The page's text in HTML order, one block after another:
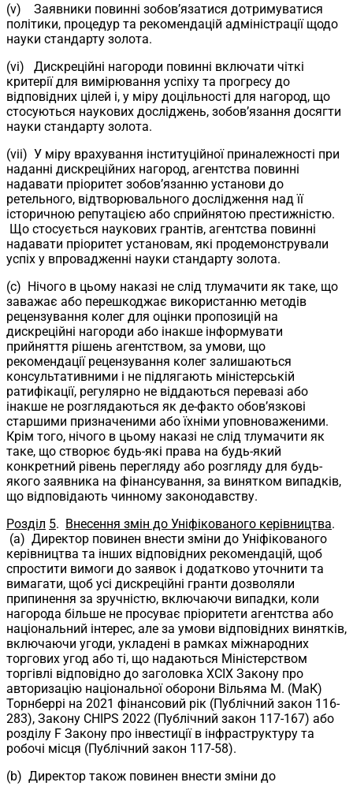
(v) Заявники повинні зобов’язатися дотримуватися
політики, процедур та рекомендацій адміністрації щодо
науки стандарту золота.
(vi) Дискреційні нагороди повинні включати чіткі
критерії для вимірювання успіху та прогресу до
відповідних цілей і, у міру доцільності для нагород, що
стосуються наукових досліджень, зобов’язання досягти
науки стандарту золота.
(vii) У міру врахування інституційної приналежності при
наданні дискреційних нагород, агентства повинні
надавати пріоритет зобов’язанню установи до
ретельного, відтворювального дослідження над її
історичною репутацією або сприйнятою престижністю.
Що стосується наукових грантів, агентства повинні
надавати пріоритет установам, які продемонстрували
успіх у впровадженні науки стандарту золота.
(c) Нічого в цьому наказі не слід тлумачити як таке, що
заважає або перешкоджає використанню методів
рецензування колег для оцінки пропозицій на
дискреційні нагороди або інакше інформувати
прийняття рішень агентством, за умови, що
рекомендації рецензування колег залишаються
консультативними і не підлягають міністерській
ратифікації, регулярно не віддаються перевазі або
інакше не розглядаються як де-факто обов’язкові
старшими призначеними або їхніми уповноваженими.
Крім того, нічого в цьому наказі не слід тлумачити як
таке, що створює будь-які права на будь-який
конкретний рівень перегляду або розгляду для будь-
якого заявника на фінансування, за винятком випадків,
що відповідають чинному законодавству.
Розділ 5. Внесення змін до Уніфікованого керівництва.
(a) Директор повинен внести зміни до Уніфікованого
керівництва та інших відповідних рекомендацій, щоб
спростити вимоги до заявок і додатково уточнити та
вимагати, щоб усі дискреційні гранти дозволяли
припинення за зручністю, включаючи випадки, коли
нагорода більше не просуває пріоритети агентства або
національний інтерес, але за умови відповідних винятків,
включаючи угоди, укладені в рамках міжнародних
торгових угод або ті, що надаються Міністерством
торгівлі відповідно до заголовка XCIX Закону про
авторизацію національної оборони Вільяма М. (МаК)
Торнберрі на 2021 фінансовий рік (Публічний закон 116-
283), Закону CHIPS 2022 (Публічний закон 117-167) або
розділу F Закону про інвестиції в інфраструктуру та
робочі місця (Публічний закон 117-58).
(b) Директор також повинен внести зміни до